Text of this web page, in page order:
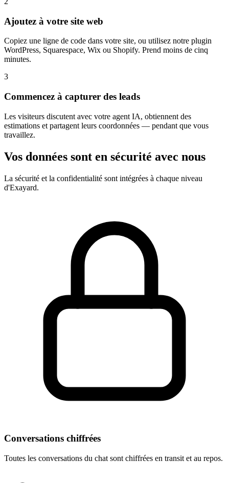
Ajoutez à votre site web
Copiez une ligne de code dans votre site, ou utilisez notre plugin
WordPress, Squarespace, Wix ou Shopify. Prend moins de cinq
minutes.
3
Commencez à capturer des leads
Les visiteurs discutent avec votre agent IA, obtiennent des
estimations et partagent leurs coordonnées — pendant que vous
travaillez.
Vos données sont en sécurité avec nous
La sécurité et la confidentialité sont intégrées à chaque niveau
d'Exayard.
Conversations chiffrées
Toutes les conversations du chat sont chiffrées en transit et au repos.